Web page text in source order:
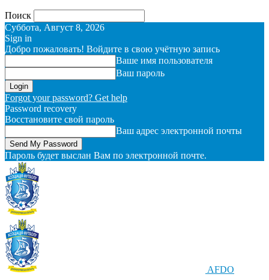
Поиск
Суббота, Август 8, 2026
Sign in
Добро пожаловать! Войдите в свою учётную запись
Ваше имя пользователя
Ваш пароль
Forgot your password? Get help
Password recovery
Восстановите свой пароль
Ваш адрес электронной почты
Пароль будет выслан Вам по электронной почте.
AFDO